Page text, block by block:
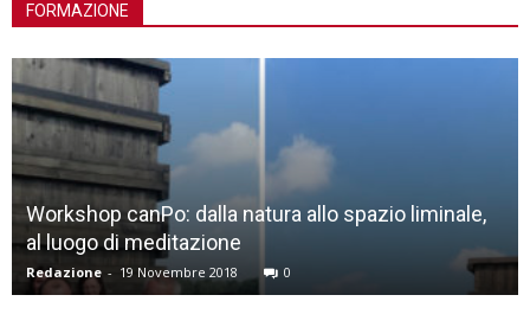
FORMAZIONE
Workshop canPo: dalla natura allo spazio liminale,
al luogo di meditazione
Redazione - 19 Novembre 2018 0